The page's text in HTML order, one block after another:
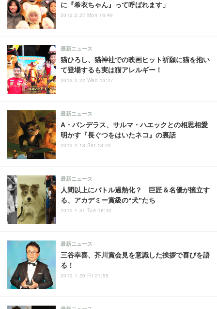
に『希衣ちゃん』って呼ばれます」
2012.2.27 Mon 16:49
猫ひろし、猫神社での映画ヒット祈願に猫を抱い
て登場するも実は猫アレルギー！
最新ニュース
2012.2.22 Wed 13:27
A・バンデラス、サルマ・ハエックとの相思相愛
明かす『長ぐつをはいたネコ』の裏話
最新ニュース
2012.2.18 Sat 18:23
人間以上にバトル過熱化？ 巨匠＆名優が擁立す
る、アカデミー賞級の“犬”たち
最新ニュース
2012.1.31 Tue 18:40
三谷幸喜、芥川賞会見を意識した挨拶で喜びを語
る！
最新ニュース
2012.1.20 Fri 21:55